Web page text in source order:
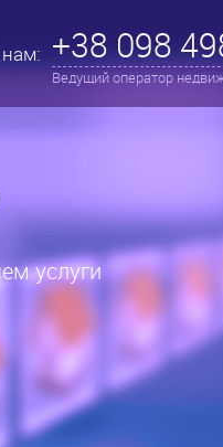
+38 098
Ведущий оператор
услуги